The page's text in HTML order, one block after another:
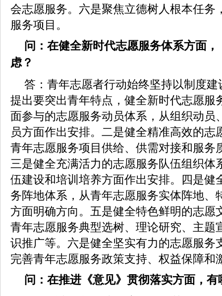
会志愿服务。六是聚焦立德树人根本任务
服务项目。
问：在健全新时代志愿服务体系方面
虑？
答：青年志愿者行动始终坚持以制度
提出要突出青年特点，健全新时代志愿服
面参与的志愿服务动员体系，从组织动员
员方面作出安排。二是健全精准高效的志
青年志愿服务项目供给、供需对接和服务
三是健全充满活力的志愿服务队伍组织体
伍建设和培训培养方面作出安排。四是健
务阵地体系，从青年志愿服务实体阵地、
方面明确方向。五是健全特色鲜明的志愿
青年志愿服务典型选树、理论研究、主题
识推广等。六是健全坚实有力的志愿服务
完善青年志愿服务政策支持、权益保障和
问：在推进《意见》贯彻落实方面，有